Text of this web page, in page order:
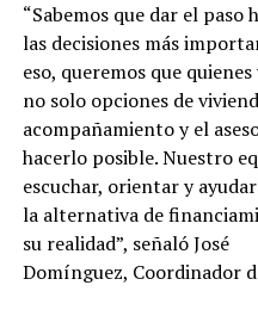
“Sabemos que dar el paso
las decisiones más
eso, queremos que
no solo opciones de
acompañamiento y el
hacerlo posible. Nuestro
escuchar, orientar y
la alternativa de
su realidad”, señaló José
Domínguez, Coordinador